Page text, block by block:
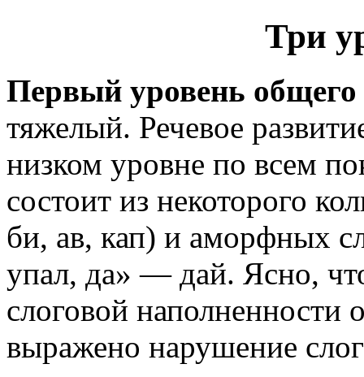
Три
Первый уровень общего
тяжелый. Речевое
низком уровне по всем
состоит из некоторого
би, ав, кап) и аморфных
упал, да» — дай. Ясно,
слоговой наполненности
выражено нарушение